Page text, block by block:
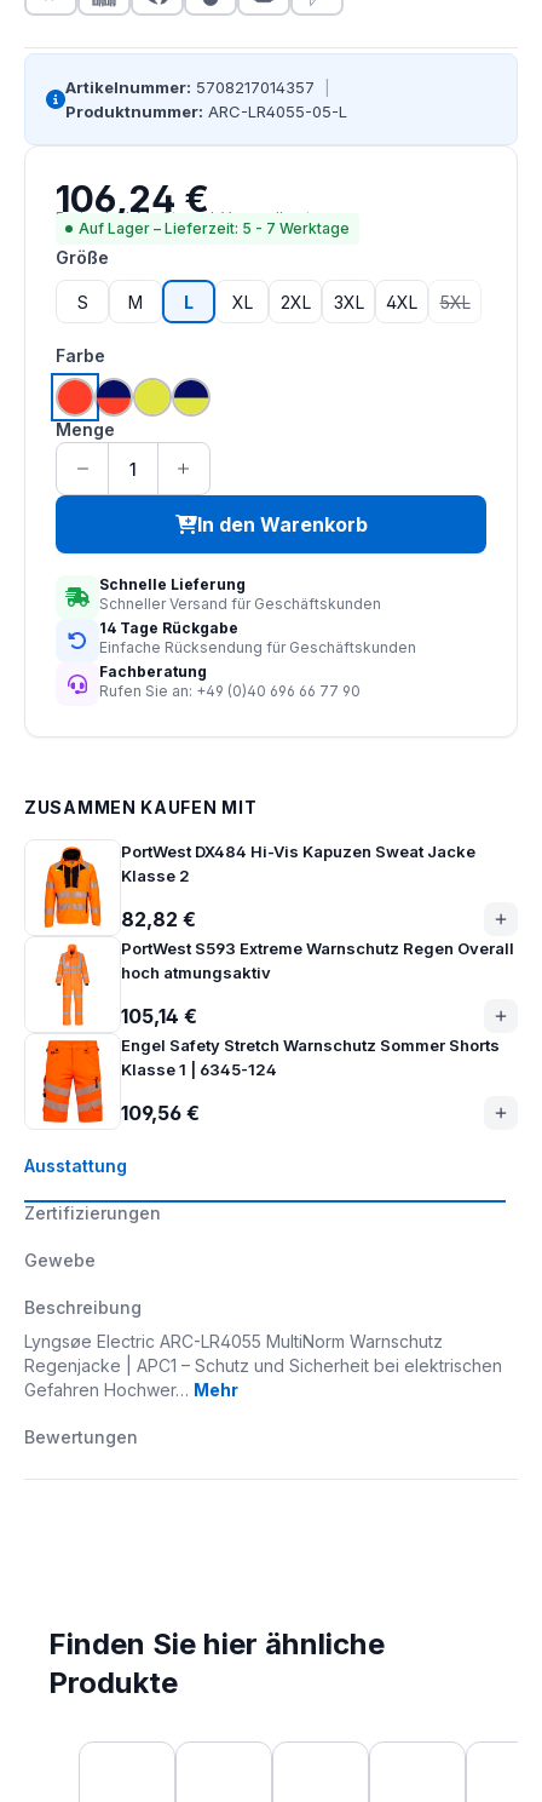
Artikelnummer: 5708217014357
Produktnummer: ARC-LR4055-05-L
Ausstattung
Zertifizierungen
Gewebe
Beschreibung
Lyngsøe Electric ARC-LR4055 MultiNorm Warnschutz
Regenjacke | APC1 – Schutz und Sicherheit bei elektrischen
Gefahren Hochwer… Mehr
Bewertungen
Regulärer Preis:
106,24 €
Preise inkl. MwSt. zzgl. Versandkosten
Auf Lager – Lieferzeit: 5 - 7 Werktage
Größe
S M L XL 2XL 3XL 4XL 5XL(Diese
Farbe
hi vis orange
hi vis orange | navy
hi vis saturn gelb
hi vis saturn gelb | navy
Menge
In den Warenkorb
Schnelle Lieferung
Schneller Versand für Geschäftskunden
14 Tage Rückgabe
Einfache Rücksendung für Geschäftskunden
Fachberatung
Rufen Sie an: +49 (0)40 696 66 77 90
ZUSAMMEN KAUFEN MIT
PortWest DX484 Hi-Vis Kapuzen Sweat Jacke
Klasse 2
82,82 €
PortWest S593 Extreme Warnschutz Regen Overall
hoch atmungsaktiv
105,14 €
Engel Safety Stretch Warnschutz Sommer Shorts
Klasse 1 | 6345-124
109,56 €
Finden Sie hier ähnliche
Produkte
Produktgalerie überspringen